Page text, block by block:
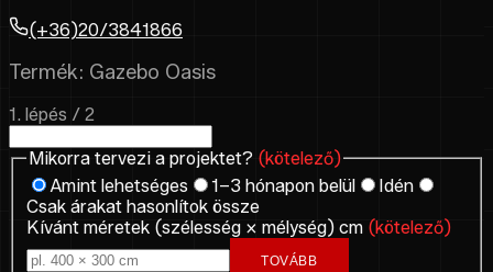
(+36)20/3841866
Termék: Gazebo Oasis
1. lépés / 2
Mikorra tervezi a projektet? (kötelező)
Amint lehetséges
1–3 hónapon belül
Idén
Csak árakat hasonlítok össze
Kívánt méretek (szélesség × mélység) cm (kötelező)
TOVÁBB